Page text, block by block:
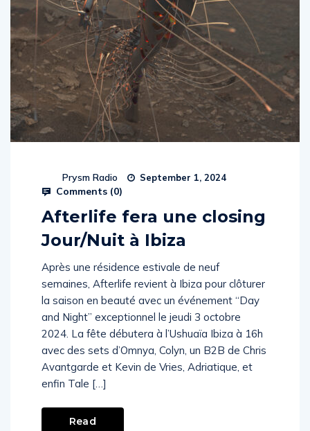
Prysm Radio September 1, 2024
Comments (0)
Afterlife fera une closing
Jour/Nuit à Ibiza
Après une résidence estivale de neuf
semaines, Afterlife revient à Ibiza pour clôturer
la saison en beauté avec un événement “Day
and Night” exceptionnel le jeudi 3 octobre
2024. La fête débutera à l’Ushuaïa Ibiza à 16h
avec des sets d’Omnya, Colyn, un B2B de Chris
Avantgarde et Kevin de Vries, Adriatique, et
enfin Tale […]
Read